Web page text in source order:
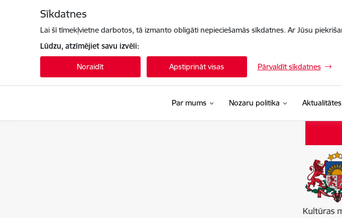
Sīkdatnes
Lai šī tīmekļvietne darbotos, tā izmanto obligāti nepieciešamās sīkdatnes. Ar Jūsu
Lūdzu, atzīmējiet savu izvēli:
Noraidīt Apstiprināt visas Pārvaldīt sīkdatnes
Par mums Nozaru politika Aktualitātes